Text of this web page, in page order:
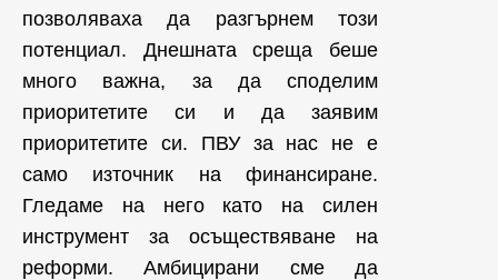
позволяваха да разгърнем този
потенциал. Днешната среща беше
много важна, за да споделим
приоритетите си и да заявим
приоритетите си. ПВУ за нас не е
само източник на финансиране.
Гледаме на него като на силен
инструмент за осъществяване на
реформи. Амбицирани сме да